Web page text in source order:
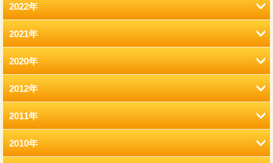
8月 (12)
2022年
2月 (12)
1月 (77)
2021年
12月 (41)
11月 (22)
10月 (22)
9月 (21)
2020年
12月 (7)
11月 (6)
10月 (9)
2012年
12月 (2)
11月 (2)
2011年
12月 (2)
2010年